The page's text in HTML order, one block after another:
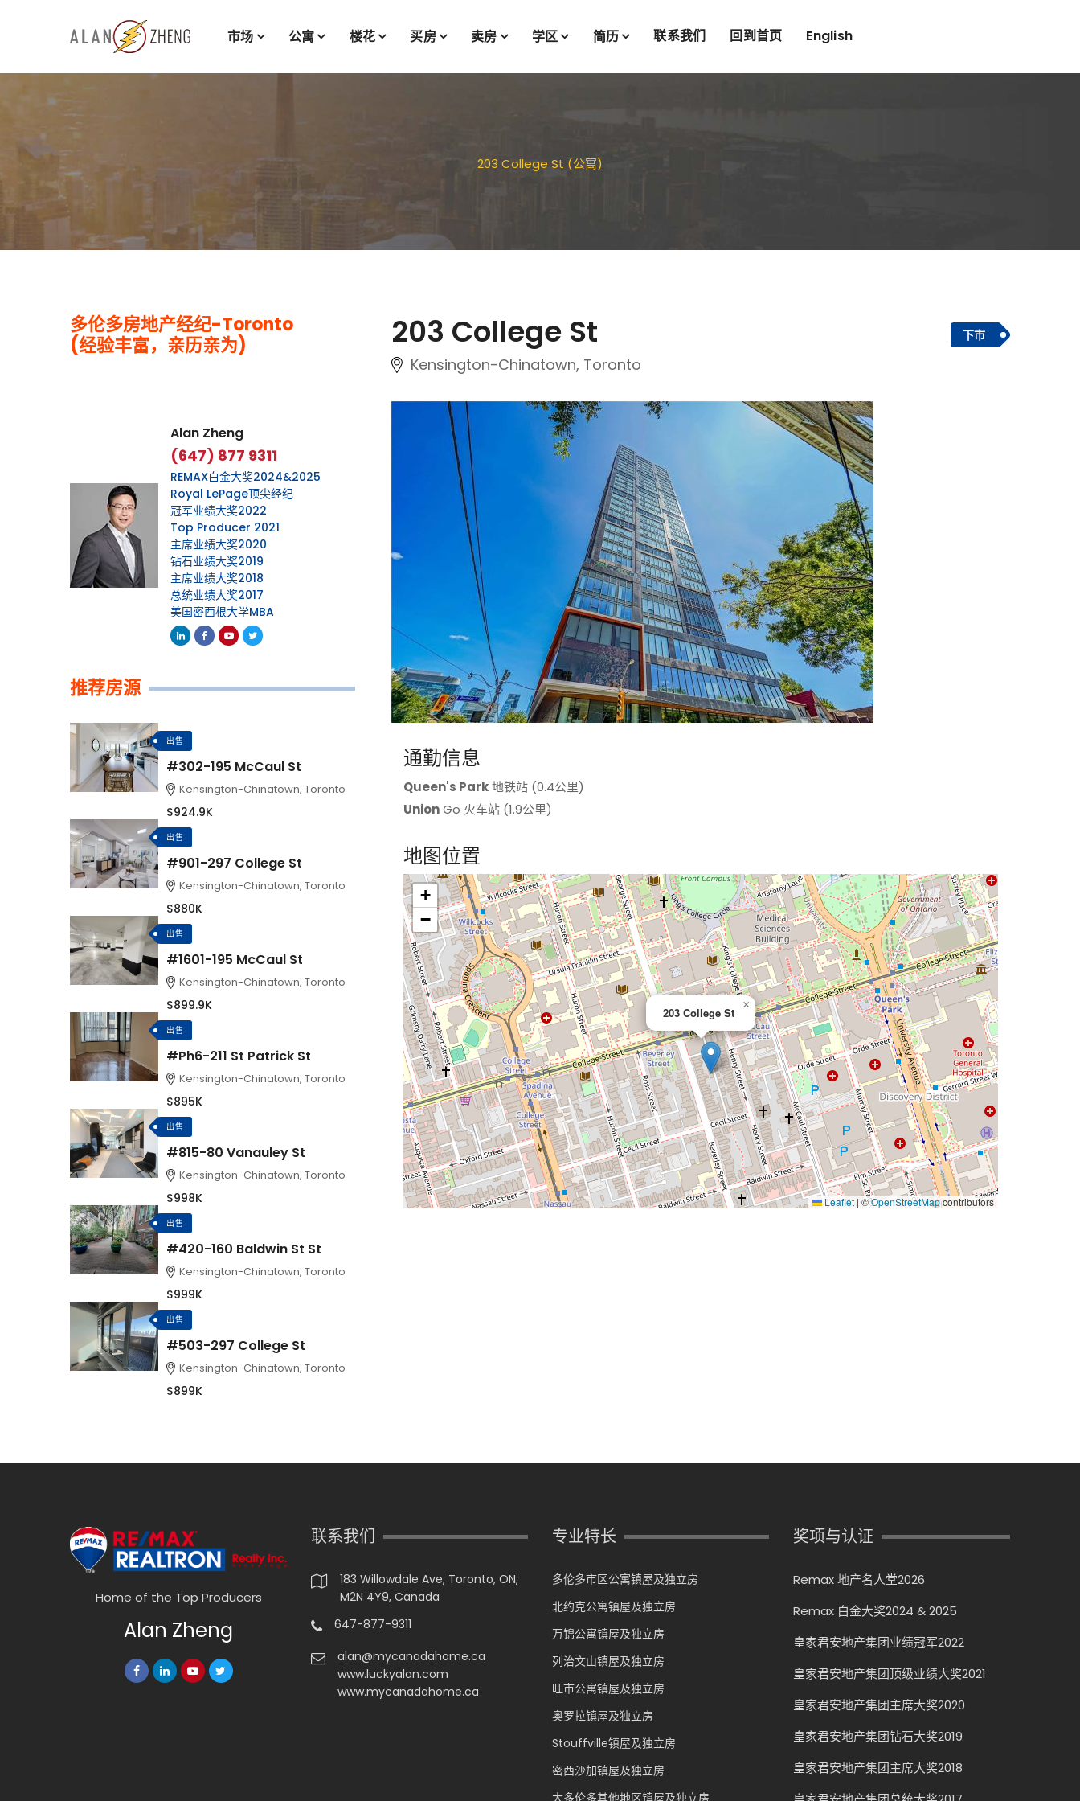
市场 公寓 楼花 买房 卖房 学区 简历 联系我们 回到首页 English
203 College St (公寓)
203 College St
Kensington-Chinatown, Toronto
下市
通勤信息
Queen's Park地铁站 (0.4公里)
UnionGo 火车站 (1.9公里)
地图位置
>
203 College St
×
+
−
Leaflet | ©OpenStreetMapcontributors
多伦多房地产经纪-Toronto
(经验丰富，亲历亲为)
Alan Zheng
(647) 877 9311
REMAX白金大奖2024&2025
Royal LePage顶尖经纪
冠军业绩大奖2022
Top Producer 2021
主席业绩大奖2020
钻石业绩大奖2019
主席业绩大奖2018
总统业绩大奖2017
美国密西根大学MBA
推荐房源
出售
#302-195 McCaul St
Kensington-Chinatown, Toronto
$924.9K
出售
#901-297 College St
Kensington-Chinatown, Toronto
$880K
出售
#1601-195 McCaul St
Kensington-Chinatown, Toronto
$899.9K
出售
#Ph6-211 St Patrick St
Kensington-Chinatown, Toronto
$895K
出售
#815-80 Vanauley St
Kensington-Chinatown, Toronto
$998K
出售
#420-160 Baldwin St St
Kensington-Chinatown, Toronto
$999K
出售
#503-297 College St
Kensington-Chinatown, Toronto
$899K
Home of the Top Producers
Alan Zheng
联系我们
183 Willowdale Ave, Toronto, ON,
M2N 4Y9, Canada
647-877-9311
alan@mycanadahome.ca
www.luckyalan.com
www.mycanadahome.ca
专业特长
多伦多市区公寓镇屋及独立房
北约克公寓镇屋及独立房
万锦公寓镇屋及独立房
列治文山镇屋及独立房
旺市公寓镇屋及独立房
奥罗拉镇屋及独立房
Stouffville镇屋及独立房
密西沙加镇屋及独立房
大多伦多其他地区镇屋及独立房
奖项与认证
Remax 地产名人堂2026
Remax 白金大奖2024 & 2025
皇家君安地产集团业绩冠军2022
皇家君安地产集团顶级业绩大奖2021
皇家君安地产集团主席大奖2020
皇家君安地产集团钻石大奖2019
皇家君安地产集团主席大奖2018